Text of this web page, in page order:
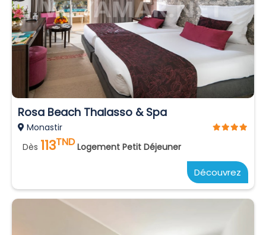
Rosa Beach Thalasso & Spa
Monastir
Dès 113TND Logement Petit Déjeuner
Découvrez